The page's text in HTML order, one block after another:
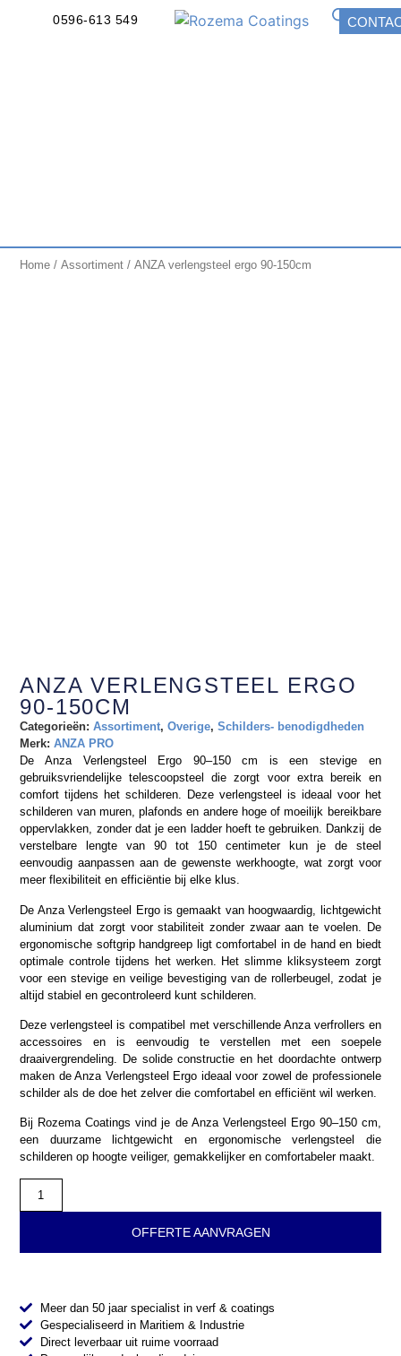
0596-613 549
Home /Assortiment / ANZA verlengsteel ergo 90-150cm
ANZA VERLENGSTEEL ERGO
90-150CM
Categorieën: Assortiment,Overige,Schilders- benodigdheden
Merk:ANZA PRO
De Anza Verlengsteel Ergo 90–150 cm is een stevige en
gebruiksvriendelijke telescoopsteel die zorgt voor extra bereik en
comfort tijdens het schilderen. Deze verlengsteel is ideaal voor het
schilderen van muren, plafonds en andere hoge of moeilijk bereikbare
oppervlakken, zonder dat je een ladder hoeft te gebruiken. Dankzij de
verstelbare lengte van 90 tot 150 centimeter kun je de steel
eenvoudig aanpassen aan de gewenste werkhoogte, wat zorgt voor
meer flexibiliteit en efficiëntie bij elke klus.
De Anza Verlengsteel Ergo is gemaakt van hoogwaardig, lichtgewicht
aluminium dat zorgt voor stabiliteit zonder zwaar aan te voelen. De
ergonomische softgrip handgreep ligt comfortabel in de hand en biedt
optimale controle tijdens het werken. Het slimme kliksysteem zorgt
voor een stevige en veilige bevestiging van de rollerbeugel, zodat je
altijd stabiel en gecontroleerd kunt schilderen.
Deze verlengsteel is compatibel met verschillende Anza verfrollers en
accessoires en is eenvoudig te verstellen met een soepele
draaivergrendeling. De solide constructie en het doordachte ontwerp
maken de Anza Verlengsteel Ergo ideaal voor zowel de professionele
schilder als de doe het zelver die comfortabel en efficiënt wil werken.
Bij Rozema Coatings vind je de Anza Verlengsteel Ergo 90–150 cm,
een duurzame lichtgewicht en ergonomische verlengsteel die
schilderen op hoogte veiliger, gemakkelijker en comfortabeler maakt.
OFFERTE AANVRAGEN
Meer dan 50 jaar specialist in verf & coatings
Gespecialiseerd in Maritiem & Industrie
Direct leverbaar uit ruime voorraad